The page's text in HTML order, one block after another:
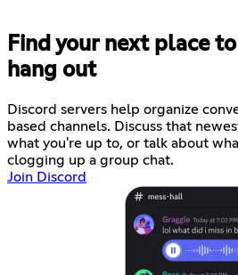
Find your next place
hang out
Discord servers help organize
based channels. Discuss that
what you're up to, or talk about
clogging up a group chat.
Join Discord